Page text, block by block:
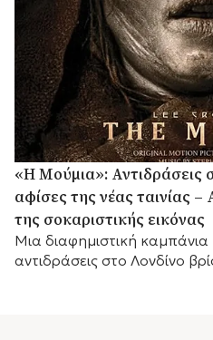
«Η Μούμια»: Αντιδράσεις
αφίσες της νέας ταινίας
της σοκαριστικής εικόνας
Μια διαφημιστική
αντιδράσεις στο Λονδίνο